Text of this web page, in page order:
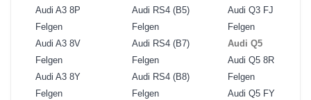
Audi A3 8P
Felgen
Audi A3 8V
Felgen
Audi A3 8Y
Felgen
Audi RS4 (B5)
Felgen
Audi RS4 (B7)
Felgen
Audi RS4 (B8)
Felgen
Audi Q3 FJ
Felgen
Audi Q5
Audi Q5 8R
Felgen
Audi Q5 FY